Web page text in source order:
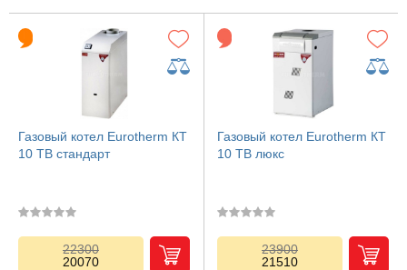
Газовый котел Eurotherm КТ
10 TB стандарт
22300
20070
Газовый котел Eurotherm КТ
10 TB люкс
23900
21510